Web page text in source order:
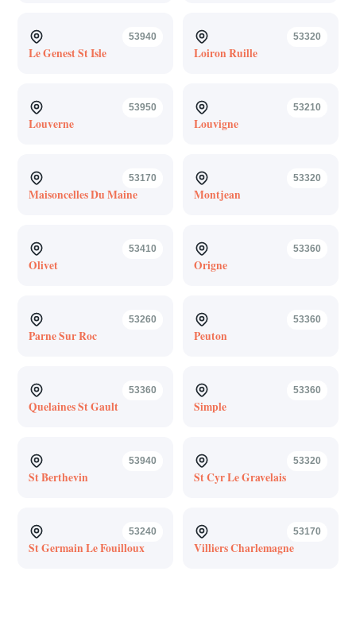
53940
Le Genest St Isle
53320
Loiron Ruille
53950
Louverne
53210
Louvigne
53170
Maisoncelles Du Maine
53320
Montjean
53410
Olivet
53360
Origne
53260
Parne Sur Roc
53360
Peuton
53360
Quelaines St Gault
53360
Simple
53940
St Berthevin
53320
St Cyr Le Gravelais
53240
St Germain Le Fouilloux
53170
Villiers Charlemagne